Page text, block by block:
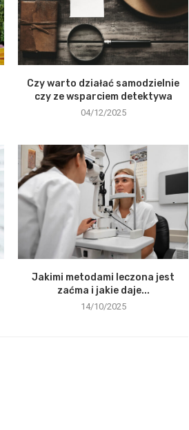
Czy warto działać samodzielnie
czy ze wsparciem detektywa
04/12/2025
Jakimi metodami leczona jest
zaćma i jakie daje...
14/10/2025